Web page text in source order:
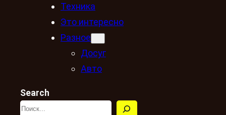
Техника
Это интересно
Разное
Досуг
Авто
Search